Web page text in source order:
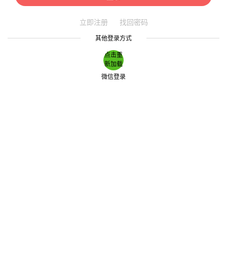
立即注册 找回密码
其他登录方式
点击重
新加载
微信登录